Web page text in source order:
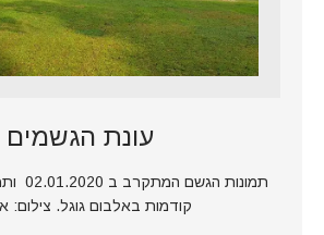
עונת הגשמים
קודמות באלבום גוגל. צילום: